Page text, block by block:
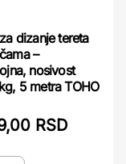
dizanje tereta
–
nosivost
5 metra TOHO
RSD